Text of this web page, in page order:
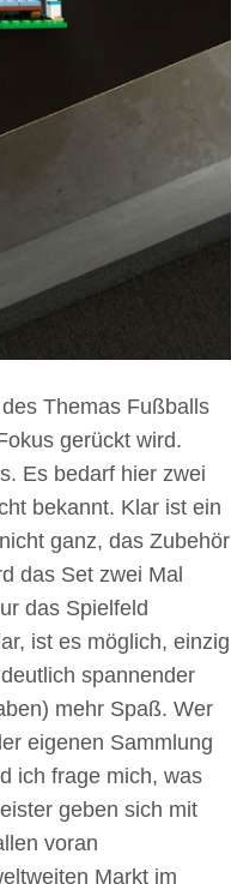
Themas Fußballs
gerückt wird.
Es bedarf hier zwei
bekannt. Klar ist ein
ganz, das Zubehör
das Set zwei Mal
das Spielfeld
ist es möglich, einzig
spannender
mehr Spaß. Wer
eigenen Sammlung
ich frage mich, was
geben sich mit
voran
Markt im